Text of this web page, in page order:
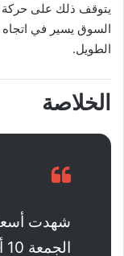
يتوقف ذلك على حركة
السوق يسير في
الطويل.
الخلاصة
شهدت